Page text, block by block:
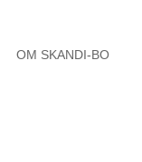
OM SKANDI-BO